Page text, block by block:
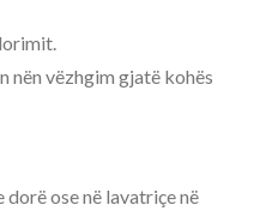
nën vëzhgim gjatë kohës
ose në lavatriçe në